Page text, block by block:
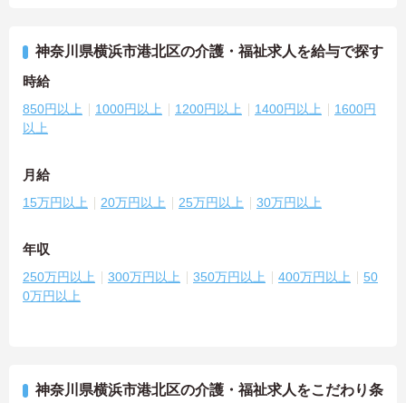
神奈川県横浜市港北区の介護・福祉求人を給与で探す
時給
850円以上 1000円以上 1200円以上 1400円以上
1600円
以上
月給
15万円以上 20万円以上 25万円以上 30万円以上
年収
250万円以上 300万円以上 350万円以上 400万円以上
50
0万円以上
神奈川県横浜市港北区の介護・福祉求人をこだわり条